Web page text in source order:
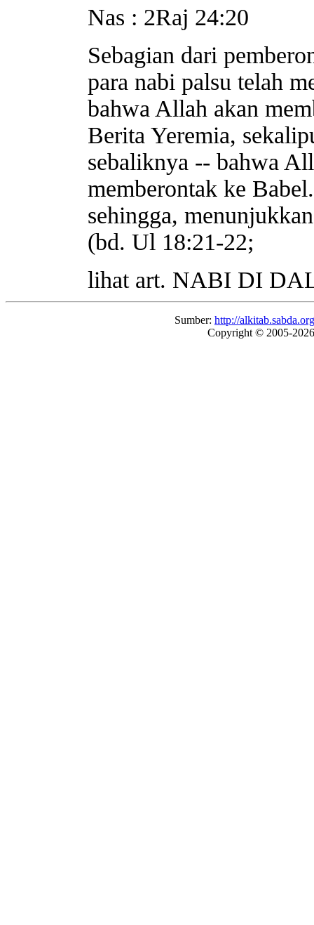
Nas : 2Raj 24:20
Sebagian dari
para nabi palsu telah
bahwa Allah akan
Berita Yeremia,
sebaliknya -- bahwa
memberontak ke
sehingga,
(bd. Ul 18:21-22;
lihat art. NABI DI
Sumber: http://
Copyright © 2005-